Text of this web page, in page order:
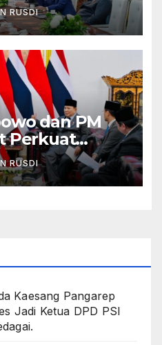
dan Pokok-
RUSDI
dan PM
Perkuat
Dorong
ASEAN
RUSDI
Kaesang Pangarep
Jadi Ketua DPD PSI